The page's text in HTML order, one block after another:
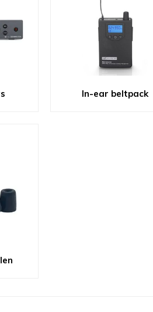
In-ear beltpack